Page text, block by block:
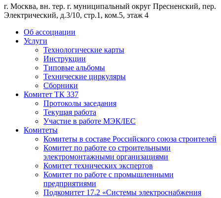
г. Москва, вн. тер. г. муниципальный округ Пресненский, пер.
Электрический, д.3/10, стр.1, ком.5, этаж 4
Об ассоциации
Услуги
Технологические карты
Инструкции
Типовые альбомы
Технические циркуляры
Сборники
Комитет ТК 337
Протоколы заседания
Текущая работа
Участие в работе МЭК/​IEC
Комитеты
Комитеты в составе Российского союза строителей
Комитет по работе со строительными
электромонтажными организациями
Комитет технических экспертов
Комитет по работе с промышленными
предприятиями
Подкомитет 17.2 «Системы электроснабжения